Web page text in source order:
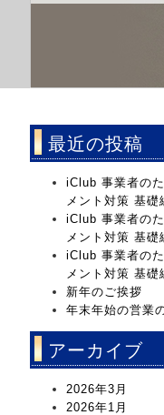
最近の投稿
iClub 事業者の
メント対策 基
iClub 事業者の
メント対策 基
iClub 事業者の
メント対策 基
新年のご挨拶
年末年始の営業
アーカイブ
2026年3月
2026年1月